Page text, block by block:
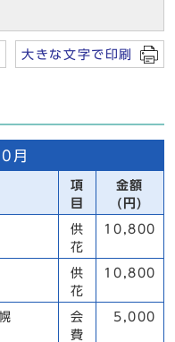
大きな文字で印刷
月
項
目
金額
(円)
供
花
10,800
供
花
10,800
会
費
5,000